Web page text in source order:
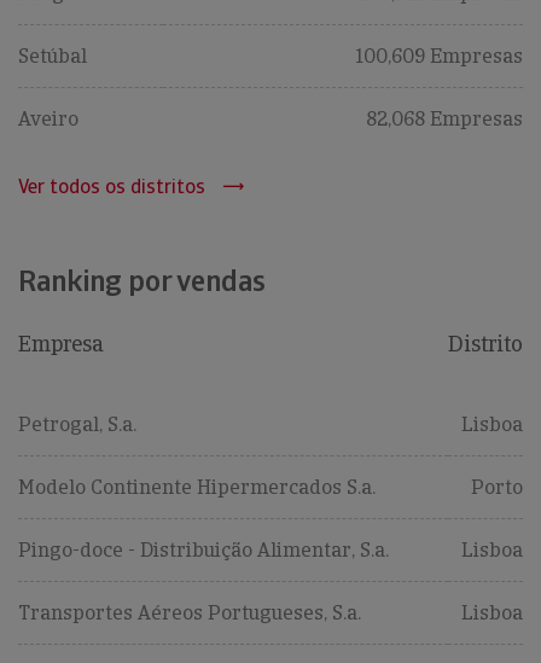
Setúbal 100,609 Empresas
Aveiro 82,068 Empresas
Ver todos os distritos
Ranking por vendas
Empresa Distrito
Petrogal, S.a. Lisboa
Modelo Continente Hipermercados S.a. Porto
Pingo-doce - Distribuição Alimentar, S.a. Lisboa
Transportes Aéreos Portugueses, S.a. Lisboa